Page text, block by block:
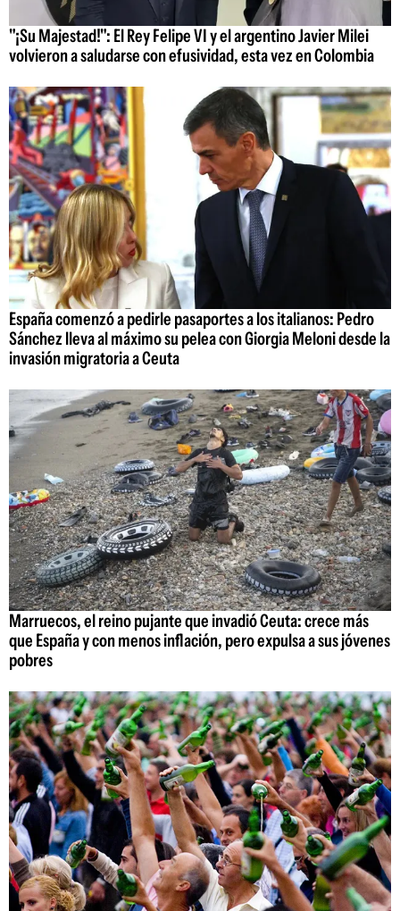
"¡Su Majestad!": El Rey Felipe VI y el argentino Javier Milei
volvieron a saludarse con efusividad, esta vez en Colombia
España comenzó a pedirle pasaportes a los italianos: Pedro
Sánchez lleva al máximo su pelea con Giorgia Meloni desde la
invasión migratoria a Ceuta
Marruecos, el reino pujante que invadió Ceuta: crece más
que España y con menos inflación, pero expulsa a sus jóvenes
pobres